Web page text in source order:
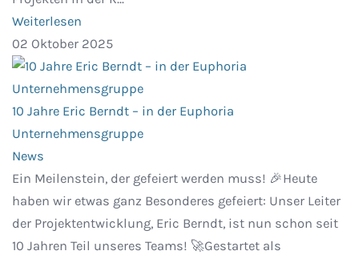
Weiterlesen
02 Oktober 2025
10 Jahre Eric Berndt – in der Euphoria
Unternehmensgruppe
News
Ein Meilenstein, der gefeiert werden muss! 🎉Heute
haben wir etwas ganz Besonderes gefeiert: Unser Leiter
der Projektentwicklung, Eric Berndt, ist nun schon seit
10 Jahren Teil unseres Teams! 🚀Gestartet als